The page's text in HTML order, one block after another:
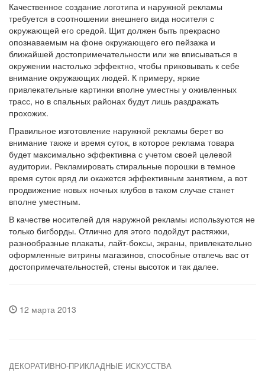
Качественное создание логотипа и наружной рекламы
требуется в соотношении внешнего вида носителя с
окружающей его средой. Щит должен быть прекрасно
опознаваемым на фоне окружающего его пейзажа и
ближайшей достопримечательности или же вписываться в
окружении настолько эффектно, чтобы приковывать к себе
внимание окружающих людей. К примеру, яркие
привлекательные картинки вполне уместны у оживленных
трасс, но в спальных районах будут лишь раздражать
прохожих.
Правильное изготовление наружной рекламы берет во
внимание также и время суток, в которое реклама товара
будет максимально эффективна с учетом своей целевой
аудитории. Рекламировать стиральные порошки в темное
время суток вряд ли окажется эффективным занятием, а вот
продвижение новых ночных клубов в таком случае станет
вполне уместным.
В качестве носителей для наружной рекламы используются не
только бигборды. Отлично для этого подойдут растяжки,
разнообразные плакаты, лайт-боксы, экраны, привлекательно
оформленные витрины магазинов, способные отвлечь вас от
достопримечательностей, стены высоток и так далее.
12 марта 2013
ДЕКОРАТИВНО-ПРИКЛАДНЫЕ ИСКУССТВА